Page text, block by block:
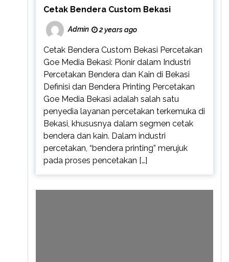
Cetak Bendera Custom Bekasi
Admin 2 years ago
Cetak Bendera Custom Bekasi Percetakan
Goe Media Bekasi: Pionir dalam Industri
Percetakan Bendera dan Kain di Bekasi
Definisi dan Bendera Printing Percetakan
Goe Media Bekasi adalah salah satu
penyedia layanan percetakan terkemuka di
Bekasi, khususnya dalam segmen cetak
bendera dan kain. Dalam industri
percetakan, “bendera printing” merujuk
pada proses pencetakan […]